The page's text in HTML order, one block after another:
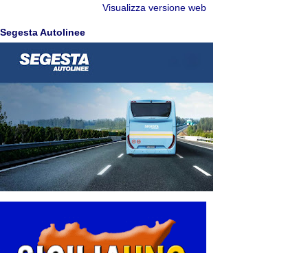
Visualizza versione web
Segesta Autolinee